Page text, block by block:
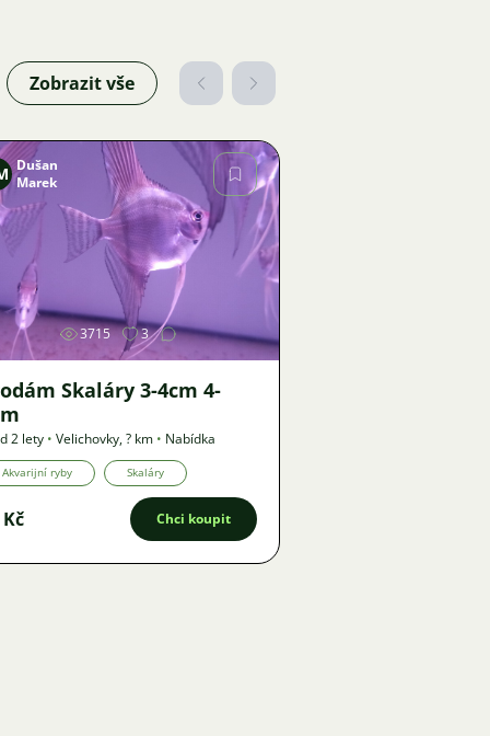
Zobrazit vše
Obrázek
Dušan
Marek
3715 3
Skaláry 3-4cm 4-
2 lety • Velichovky,? km • Nabídka
Akvarijní ryby Skaláry
Chci koupit